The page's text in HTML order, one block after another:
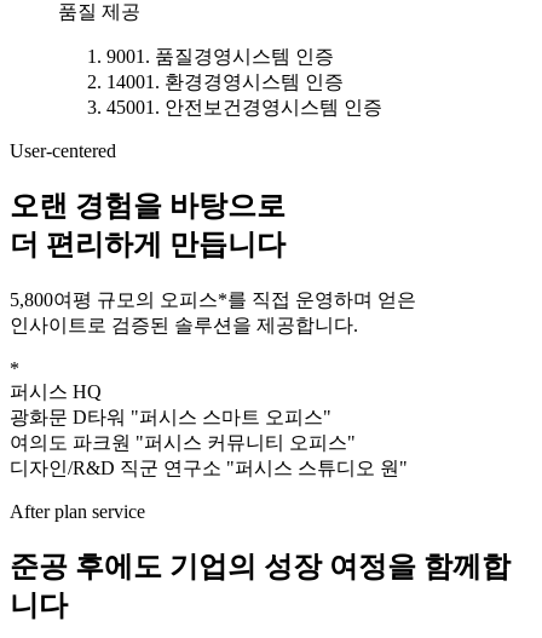
품질 제공
9001. 품질경영시스템 인증
14001. 환경경영시스템 인증
45001. 안전보건경영시스템 인증
User-centered
오랜 경험을 바탕으로
더 편리하게 만듭니다
5,800여평 규모의 오피스*를 직접 운영하며 얻은
인사이트로 검증된 솔루션을 제공합니다.
*
퍼시스 HQ
광화문 D타워 "퍼시스 스마트 오피스"
여의도 파크원 "퍼시스 커뮤니티 오피스"
디자인/R&D 직군 연구소 "퍼시스 스튜디오 원"
After plan service
준공 후에도 기업의 성장 여정을 함께합
니다